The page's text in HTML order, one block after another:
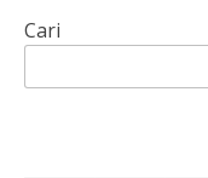
Cari